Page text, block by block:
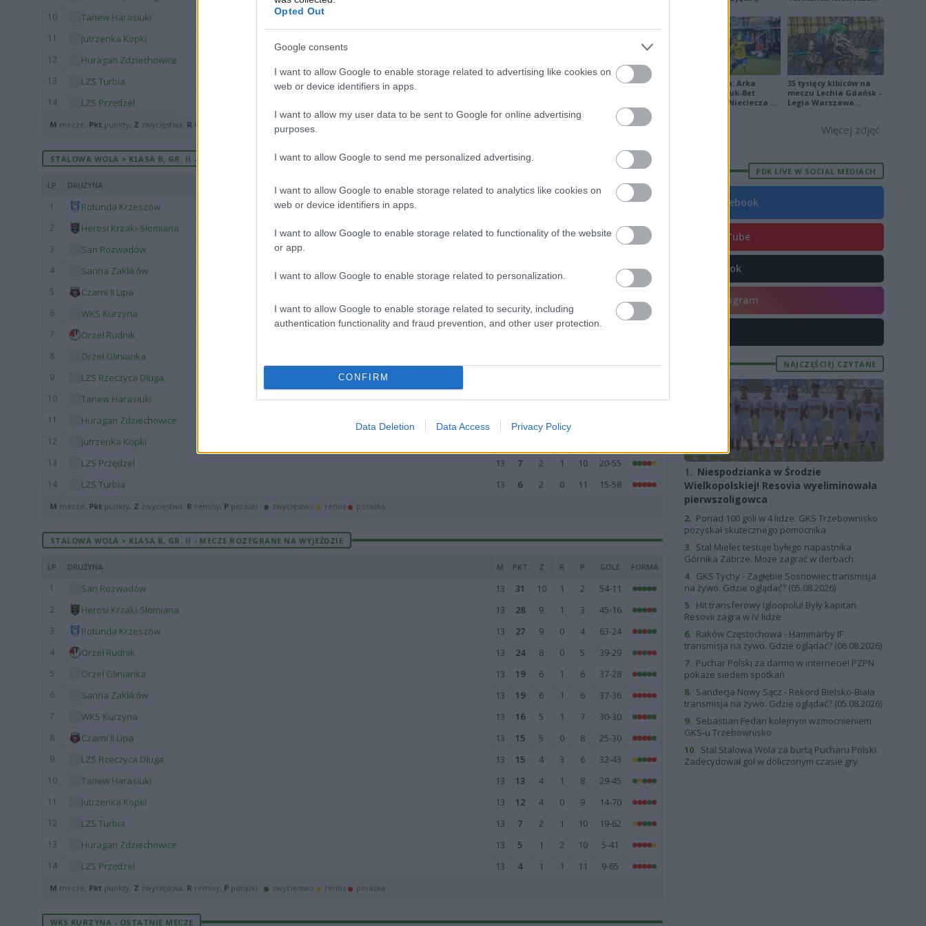
Opted Out
Google consents
I want to allow Google to enable storage related to advertising like cookies on
web or device identifiers in apps.
I want to allow my user data to be sent to Google for online advertising
purposes.
I want to allow Google to send me personalized advertising.
I want to allow Google to enable storage related to analytics like cookies on
web or device identifiers in apps.
I want to allow Google to enable storage related to functionality of the website
or app.
I want to allow Google to enable storage related to personalization.
I want to allow Google to enable storage related to security, including
authentication functionality and fraud prevention, and other user protection.
CONFIRM
Data Deletion Data Access Privacy Policy
10 Tanew Harasiuki
11 Jutrzenka Kopki
12 Huragan Zdziechowice
13 LZS Turbia 4 34-120
14 LZS Przędzel
M mecze, Pkt punkty, Z zwycięstwa, R remisy,
STALOWA WOLA > KLASA B, GR. II - MECZE ROZEGRANE U SIEBIE
LP DRUŻYNA PKT Z GOLE FORMA
1 Rotunda Krzeszów
2 Herosi Krzaki-Słomiana 13 37 12 1 55-9
3 San Rozwadów
4 Sanna Zaklików 37-26
5 Czarni II Lipa
6 WKS Kurzyna 13 24 8 0 39-26
7 Orzeł Rudnik
8 Orzeł Glinianka
9 LZS Rzeczyca Długa
10 Tanew Harasiuki 13 19 6 1 6 47-36
11 Huragan Zdziechowice 13 9 0
12 Jutrzenka Kopki
13 LZS Przędzel 13 7 2 1 10 20-55
14 LZS Turbia 13 6 2 0 11 15-58
M mecze, Pkt punkty, Z zwycięstwa, R remisy, P porażki · zwycięstwo remis porażka
STALOWA WOLA > KLASA B, GR. II - MECZE ROZEGRANE NA WYJEŹDZIE
LP DRUŻYNA M PKT Z R P GOLE FORMA
1 San Rozwadów 13 31 10 1 2 54-11
2 Herosi Krzaki-Słomiana 13 28 9 1 3 45-16
3 Rotunda Krzeszów 13 27 9 0 4 63-24
4 Orzeł Rudnik 13 24 8 0 5 39-29
5 Orzeł Glinianka 13 19 6 1 6 37-28
6 Sanna Zaklików 13 19 6 1 6 37-36
7 WKS Kurzyna 13 16 5 1 7 30-30
8 Czarni II Lipa 13 15 5 0 8 25-30
9 LZS Rzeczyca Długa 13 15 4 3 6 32-43
10 Tanew Harasiuki 13 13 4 1 8 29-45
11 Jutrzenka Kopki 13 12 4 0 9 14-70
12 LZS Turbia 13 7 2 1 10 19-62
13 Huragan Zdziechowice 13 5 1 2 10 5-41
14 LZS Przędzel 13 4 1 1 11 9-65
M mecze, Pkt punkty, Z zwycięstwa, R remisy, P porażki · zwycięstwo remis porażka
WKS KURZYNA - OSTATNIE MECZE
Ekstraklasa: Arka
Gdynia - Bruk-Bet
Termalica Nieciecza 2-
35 tysięcy kibiców na
meczu Lechia Gdańsk -
Legia Warszawa
Więcej zdjęć
PDK LIVE W SOCIAL MEDIACH
Facebook
YouTube
TikTok
Instagram
NAJCZĘŚCIEJ CZYTANE
1. Niespodzianka w Środzie
Wielkopolskiej! Resovia wyeliminowała
pierwszoligowca
2. Ponad 100 goli w 4 lidze. GKS Trzebownisko
pozyskał skutecznego pomocnika
3. Stal Mielec testuje byłego napastnika
Górnika Zabrze. Może zagrać w derbach
4. GKS Tychy - Zagłębie Sosnowiec transmisja
na żywo. Gdzie oglądać? (05.08.2026)
5. Hit transferowy Igloopolu! Były kapitan
Resovii zagra w IV lidze
6. Raków Częstochowa - Hammarby IF
transmisja na żywo. Gdzie oglądać? (06.08.2026)
7. Puchar Polski za darmo w internecie! PZPN
pokaże siedem spotkań
8. Sandecja Nowy Sącz - Rekord Bielsko-Biała
transmisja na żywo. Gdzie oglądać? (05.08.2026)
9. Sebastian Fedan kolejnym wzmocnieniem
GKS-u Trzebownisko
10. Stal Stalowa Wola za burtą Pucharu Polski.
Zadecydował gol w doliczonym czasie gry